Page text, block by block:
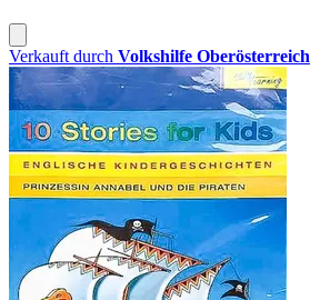
Verkauft durch Volkshilfe Oberösterreich